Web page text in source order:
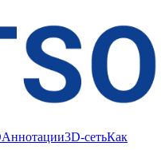
Аннотации3D-сетьКак